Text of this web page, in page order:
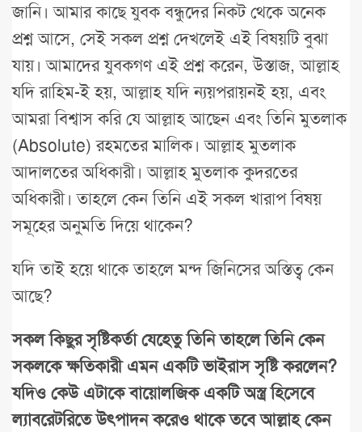
জানি। আমার কাছে যুবক বন্ধুদের নিকট থেকে অনেক
প্রশ্ন আসে, সেই সকল প্রশ্ন দেখলেই এই বিষয়টি বুঝা
যায়। আমাদের যুবকগণ এই প্রশ্ন করেন, উস্তাজ, আল্লাহ
যদি রাহিম-ই হয়, আল্লাহ যদি ন্যয়পরায়নই হয়, এবং
আমরা বিশ্বাস করি যে আল্লাহ আছেন এবং তিনি মুতলাক
(Absolute) রহমতের মালিক। আল্লাহ মুতলাক
আদালতের অধিকারী। আল্লাহ মুতলাক কুদরতের
অধিকারী। তাহলে কেন তিনি এই সকল খারাপ বিষয়
সমূহের অনুমতি দিয়ে থাকেন?
যদি তাই হয়ে থাকে তাহলে মন্দ জিনিসের অস্তিত্ব কেন
আছে?
সকল কিছুর সৃষ্টিকর্তা যেহেতু তিনি তাহলে তিনি কেন
সকলকে ক্ষতিকারী এমন একটি ভাইরাস সৃষ্টি করলেন?
যদিও কেউ এটাকে বায়োলজিক একটি অস্ত্র হিসেবে
ল্যাবরেটরিতে উৎপাদন করেও থাকে তবে আল্লাহ কেন